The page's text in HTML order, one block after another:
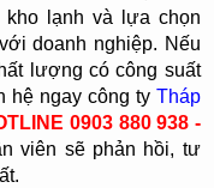
kho lạnh và lựa chọn
doanh nghiệp. Nếu
lượng có công suất
hệ ngay công ty Tháp
0903 880 938 -
viên sẽ phản hồi, tư